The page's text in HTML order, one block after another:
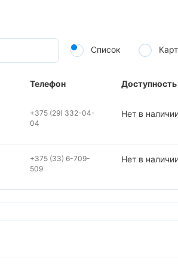
Список
Телефон Доступность
+375 (29) 332-04-
04
Нет в
+375 (33) 6-709-
509
Нет в